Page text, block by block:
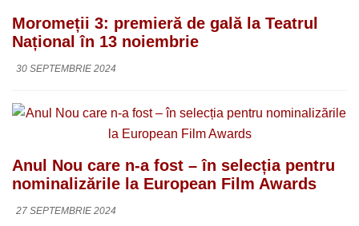
Moromeții 3: premieră de gală la Teatrul
Național în 13 noiembrie
30 SEPTEMBRIE 2024
Anul Nou care n-a fost – în selecția pentru
nominalizările la European Film Awards
27 SEPTEMBRIE 2024